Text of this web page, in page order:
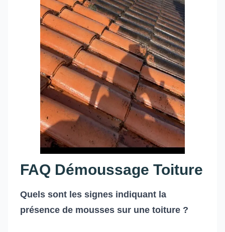
FAQ Démoussage Toiture
Quels sont les signes indiquant la
présence de mousses sur une toiture ?